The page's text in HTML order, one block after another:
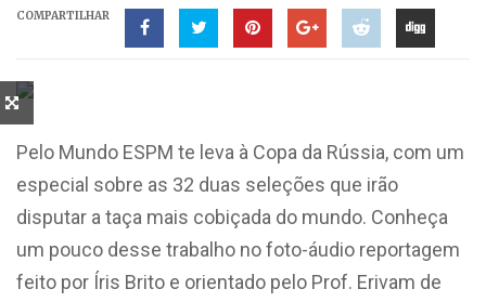
COMPARTILHAR
Pelo Mundo ESPM te leva à Copa da Rússia, com um
especial sobre as 32 duas seleções que irão
disputar a taça mais cobiçada do mundo. Conheça
um pouco desse trabalho no foto-áudio reportagem
feito por Íris Brito e orientado pelo Prof. Erivam de